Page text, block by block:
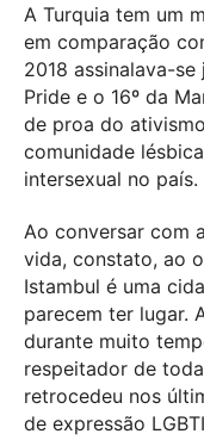
A Turquia tem um
em comparação
2018 assinalava-
Pride e o 16º da
de proa do
comunidade
intersexual no país.
Ao conversar com
vida, constato, ao
Istambul é uma
parecem ter lugar.
durante muito
respeitador de
retrocedeu nos
de expressão